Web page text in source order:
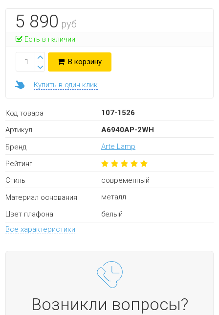
5 890 руб
Есть в наличии
В корзину
Купить в один клик
Код товара
107-1526
Артикул
A6940AP-2WH
Бренд
Arte Lamp
Рейтинг
Стиль
современный
Материал основания
металл
Цвет плафона
белый
Все характеристики
Возникли вопросы?